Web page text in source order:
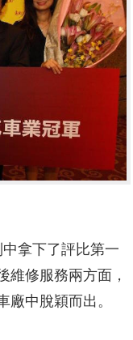
拿下了評比第一
維修服務兩方面，
中脫穎而出。